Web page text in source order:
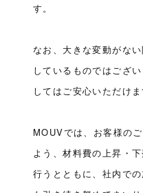
す。
なお、大きな変動がな
しているものではござ
してはご安心いただけま
MOUVでは、お客様の
よう、材料費の上昇・
行うとともに、社内で